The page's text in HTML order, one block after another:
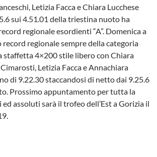
Letizia Facca e Chiara Lucchese
sui 4.51.01 della triestina nuoto ha
regionale esordienti “A”. Domenica a
regionale sempre della categoria
staffetta 4×200 stile libero con Chiara
Letizia Facca e Annachiara
di 9.22.30 staccandosi di netto dai 9.25.6
Prossimo appuntamento per tutta la
assoluti sarà il trofeo dell’Est a Gorizia il